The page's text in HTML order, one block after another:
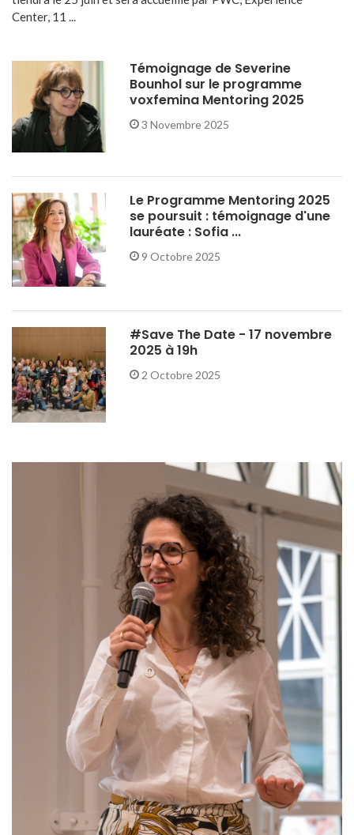
Center, 11 ...
Témoignage de Severine
Bounhol sur le programme
voxfemina Mentoring 2025
3 Novembre 2025
Le Programme Mentoring 2025
se poursuit : témoignage d'une
lauréate : Sofia ...
9 Octobre 2025
#Save The Date - 17 novembre
2025 à 19h
2 Octobre 2025